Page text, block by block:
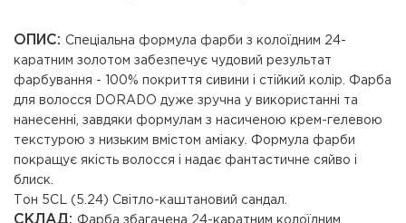
ОПИС: Спеціальна формула фарби з колоїдним 24-
каратним золотом забезпечує чудовий результат
фарбування - 100% покриття сивини і стійкий колір. Фарба
для волосся DORADO дуже зручна у використанні та
нанесенні, завдяки формулам з насиченою крем-гелевою
текстурою з низьким вмістом аміаку. Формула фарби
покращує якість волосся і надає фантастичне сяйво і
блиск.
Тон 5CL (5.24) Світло-каштановий сандал.
СКЛАД: Фарба збагачена 24-каратним колоїдним